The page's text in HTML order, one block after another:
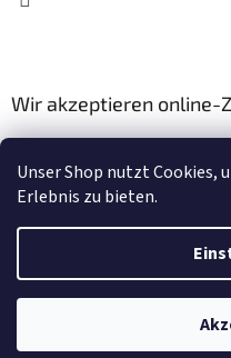
Unser Shop nutzt Cookies,
Erlebnis zu bieten.
Wir akzeptieren online-